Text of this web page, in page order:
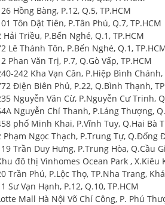
Hồng Bàng, P.12, Q.5, TP.HCM
Tôn Dật Tiên, P.Tân Phú, Q.7, TP.HCM
Hải Triều, P.Bến Nghé, Q.1, TP.HCM
Lê Thánh Tôn, P.Bến Nghé, Q.1,
Phan Văn Trị, P.7, Q.Gò Vấp, TP.HCM
242 Kha Vạn Cân, P.Hiệp Bình
Điện Biên Phủ, P.22, Q.Bình Thạnh,
Nguyễn Văn Cừ, P.Nguyễn Cư Trinh,
Nguyễn Chí Thanh, P.Láng Thượng,
phố Minh Khai, P.Vĩnh Tuy, Q.Hai Bà
Phạm Ngọc Thạch, P.Trung Tự, Q.Đống
Trần Duy Hưng, P.Trung Hòa, Q.Cầu
đô thị Vinhomes Ocean Park , X.Kiêu
Trần Phú, P.Lộc Thọ, TP.Nha Trang,
Sư Vạn Hạnh, P.12, Q.10, TP.HCM
Mall Hà Nội Võ Chí Công, P. Phú